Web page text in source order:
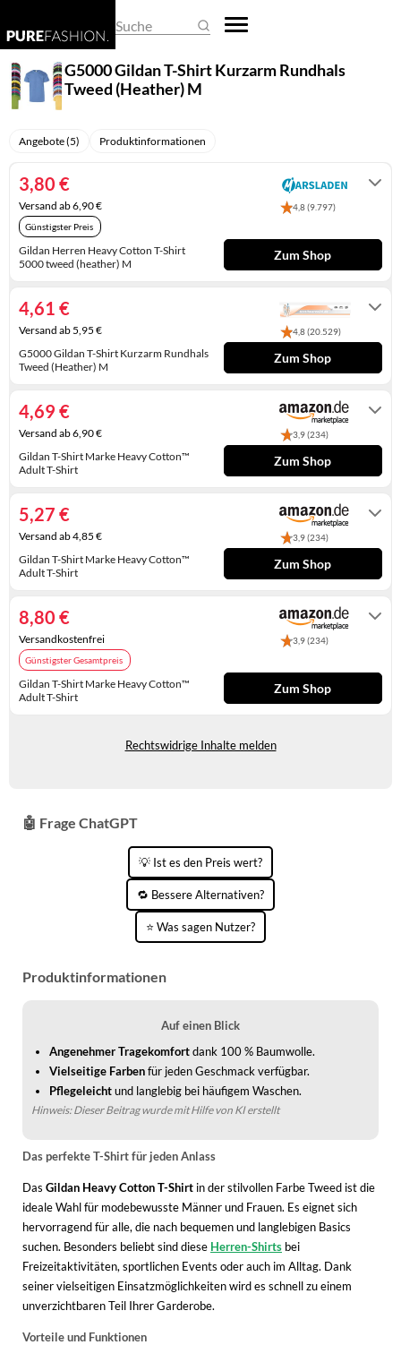
REGENSCHIRME
SCHLAFMASKEN
DAMEN-OVERALLS
DAMEN-SHIRTS
DAMENHOSEN
DAMENJACKEN & DAMENMÄNTEL
KLEIDER
RÖCKE
HERREN-PULLOVER
HERREN-TRACHTENMODE
HERRENHOSEN
HERRENJACKEN & HERRENMÄNTEL
EHERINGE
KINDERSCHMUCK
OHRRINGE
PIERCINGS
RINGE
SCHMUCKAUFBEWAHRUNG
BASKETBALLSCHUHE
DAMEN-HALBSCHUHE
HAUSSCHUHE
HERREN-HALBSCHUHE
HERREN-SANDALEN
HERREN-STIEFEL
KINDERSCHUHE
LAUFSCHUHE
PANTOLETTEN
PUMPS
SNEAKERS
STIEFEL
STIEFELETTEN
BUSINESS- & LAPTOPTASCHEN
FEDERMÄPPCHEN
KOFFER
KULTURTASCHEN
PACKSÄCKE
RUCKSÄCKE
STRANDTASCHEN
TASCHEN-ZUBEHÖR
ARMBANDUHREN
TASCHENUHREN
UHRENBEWEGER
Suche
G5000 Gildan T-Shirt Kurzarm Rundhals
Tweed (Heather) M
Angebote (5) Produktinformationen
Gildan Herren Heavy Cotton T-Shirt
5000 tweed (heather) M
4,8 (9.797)
Günstigster Preis
3,80 €
Versand ab 6,90 €
Zum Shop
G5000 Gildan T-Shirt Kurzarm Rundhals
Tweed (Heather) M
4,8 (20.529)
4,61 €
Versand ab 5,95 €
Zum Shop
Gildan T-Shirt Marke Heavy Cotton™
Adult T-Shirt
3,9 (234)
4,69 €
Versand ab 6,90 €
Zum Shop
Gildan T-Shirt Marke Heavy Cotton™
Adult T-Shirt
3,9 (234)
5,27 €
Versand ab 4,85 €
Zum Shop
Gildan T-Shirt Marke Heavy Cotton™
Adult T-Shirt
3,9 (234)
Günstigster Gesamtpreis
8,80 €
Versandkostenfrei
Zum Shop
Rechtswidrige Inhalte melden
🤖 Frage ChatGPT
💡 Ist es den Preis wert?
🔁 Bessere Alternativen?
⭐ Was sagen Nutzer?
Produktinformationen
Auf einen Blick
Angenehmer Tragekomfortdank 100 % Baumwolle.
Vielseitige Farbenfür jeden Geschmack verfügbar.
Pflegeleichtund langlebig bei häufigem Waschen.
Hinweis: Dieser Beitrag wurde mit Hilfe von KI erstellt
Das perfekte T-Shirt für jeden Anlass
Das Gildan Heavy Cotton T-Shirt in der stilvollen Farbe Tweed ist die
ideale Wahl für modebewusste Männer und Frauen. Es eignet sich
hervorragend für alle, die nach bequemen und langlebigen Basics
suchen. Besonders beliebt sind diese Herren-Shirts bei
Freizeitaktivitäten, sportlichen Events oder auch im Alltag. Dank
seiner vielseitigen Einsatzmöglichkeiten wird es schnell zu einem
unverzichtbaren Teil Ihrer Garderobe.
Vorteile und Funktionen